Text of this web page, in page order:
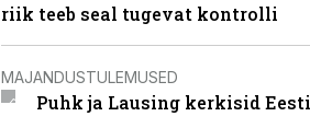
riik teeb seal tugevat kontrolli
MAJANDUSTULEMUSED
Puhk ja Lausing kerkisid